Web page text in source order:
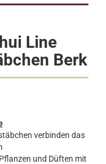
Line
Berk
verbinden das
und Düften mit